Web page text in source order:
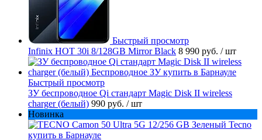
Быстрый просмотр
Infinix HOT 30i 8/128GB Mirror Black 8 990 руб. / шт
Быстрый просмотр
ЗУ беспроводное Qi стандарт Magic Disk II wireless
charger (белый) 990 руб. / шт
Новинка